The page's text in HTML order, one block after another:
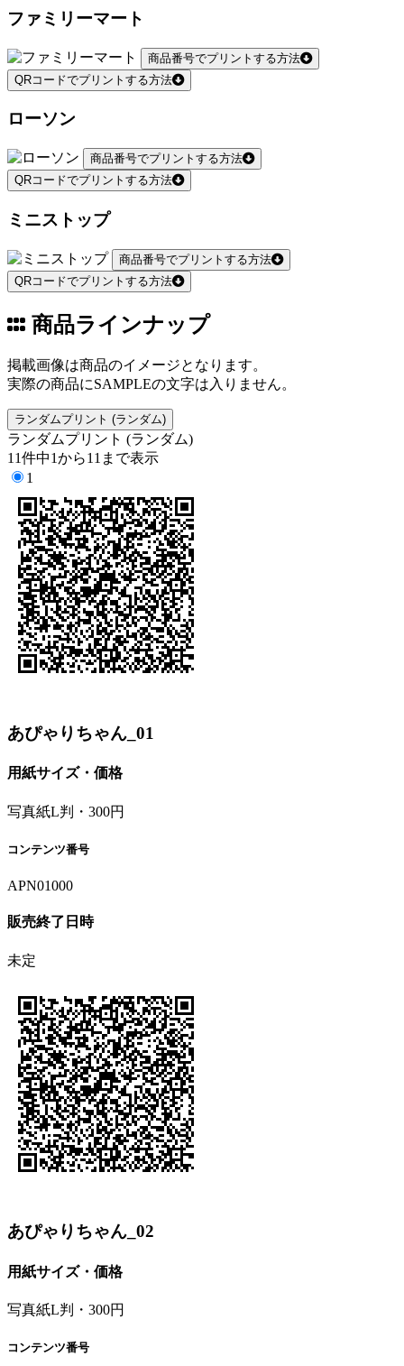
ファミリーマート
商品番号でプリントする方法
QRコードでプリントする方法
ローソン
商品番号でプリントする方法
QRコードでプリントする方法
ミニストップ
商品番号でプリントする方法
QRコードでプリントする方法
商品ラインナップ
掲載画像は商品のイメージとなります。
実際の商品にSAMPLEの文字は入りません。
ランダムプリント (ランダム)
ランダムプリント (ランダム)
11件中1から11まで表示
1
あぴゃりちゃん_01
用紙サイズ・価格
写真紙L判・300円
コンテンツ番号
APN01000
販売終了日時
未定
あぴゃりちゃん_02
用紙サイズ・価格
写真紙L判・300円
コンテンツ番号